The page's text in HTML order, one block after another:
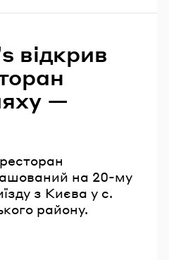
відкрив
—
на 20-му
з Києва у с.
району.